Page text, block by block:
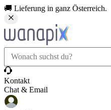
🚚 Lieferung in ganz Österreich.
Kontakt
Chat & Email